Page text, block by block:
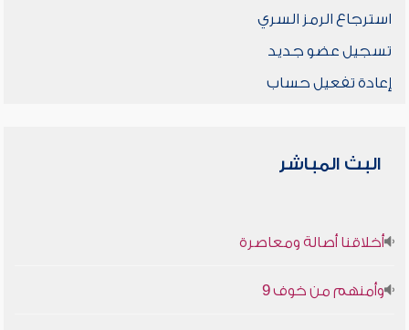
استرجاع الرمز السري
تسجيل عضو جديد
إعادة تفعيل حساب
البث المباشر
أخلاقنا أصالة ومعاصرة
وأمنهم من خوف 9